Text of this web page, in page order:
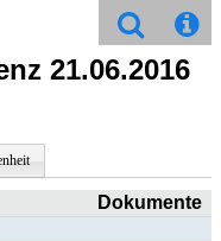
21.06.2016
Dokumente